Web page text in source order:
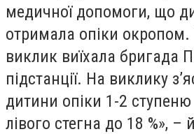
медичної допомоги, що
отримала опіки окропом.
виклик виїхала бригада
підстанції. На виклику
дитини опіки 1-2
лівого стегна до 18 %», –